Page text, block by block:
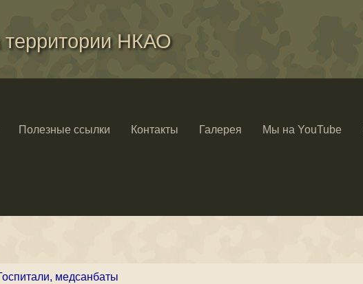
территории НКАО
Полезные ссылки Контакты Галерея Мы на YouTube
медсанбаты